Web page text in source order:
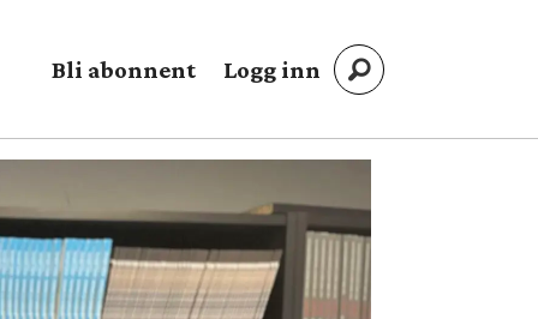
Bli abonnent Logg inn